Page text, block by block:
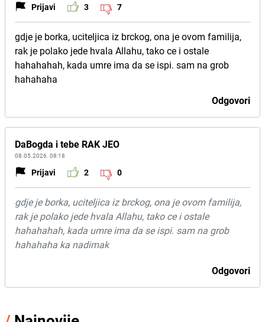
Prijavi 3 7
gdje je borka, uciteljica iz brckog, ona je ovom familija,
rak je polako jede hvala Allahu, tako ce i ostale
hahahahah, kada umre ima da se ispi. sam na grob
hahahaha
Odgovori
DaBogda i tebe RAK JEO
08.05.2026. 08:18
Prijavi 2 0
gdje je borka, uciteljica iz brckog, ona je ovom familija,
rak je polako jede hvala Allahu, tako ce i ostale
hahahahah, kada umre ima da se ispi. sam na grob
hahahaha ka nadimak
Odgovori